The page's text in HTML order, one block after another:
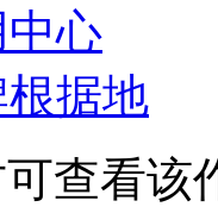
心
据地
查看该